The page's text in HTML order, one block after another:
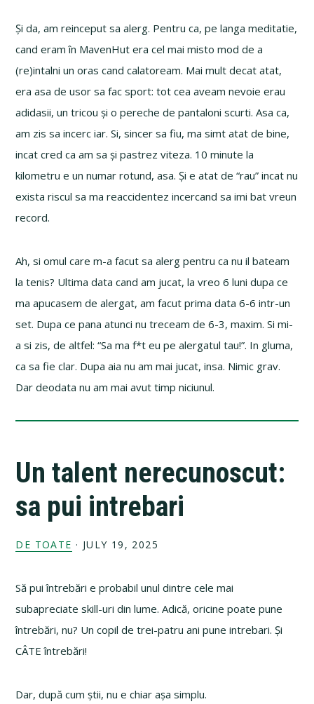
Și da, am reinceput sa alerg. Pentru ca, pe langa meditatie,
cand eram în MavenHut era cel mai misto mod de a
(re)intalni un oras cand calatoream. Mai mult decat atat,
era asa de usor sa fac sport: tot cea aveam nevoie erau
adidasii, un tricou și o pereche de pantaloni scurti. Asa ca,
am zis sa incerc iar. Si, sincer sa fiu, ma simt atat de bine,
incat cred ca am sa și pastrez viteza. 10 minute la
kilometru e un numar rotund, asa. Și e atat de “rau” incat nu
exista riscul sa ma reaccidentez incercand sa imi bat vreun
record.
Ah, si omul care m-a facut sa alerg pentru ca nu il bateam
la tenis? Ultima data cand am jucat, la vreo 6 luni dupa ce
ma apucasem de alergat, am facut prima data 6-6 intr-un
set. Dupa ce pana atunci nu treceam de 6-3, maxim. Si mi-
a si zis, de altfel: “Sa ma f*t eu pe alergatul tau!”. In gluma,
ca sa fie clar. Dupa aia nu am mai jucat, insa. Nimic grav.
Dar deodata nu am mai avut timp niciunul.
Un talent nerecunoscut:
sa pui intrebari
DE TOATE · JULY 19, 2025
Să pui întrebări e probabil unul dintre cele mai
subapreciate skill-uri din lume. Adică, oricine poate pune
întrebări, nu? Un copil de trei-patru ani pune intrebari. Și
CÂTE întrebări!
Dar, după cum știi, nu e chiar așa simplu.